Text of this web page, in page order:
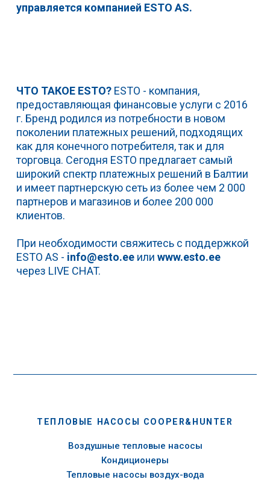
управляется компанией ESTO AS.
ЧТО ТАКОЕ ESTO? ESTO - компания,
предоставляющая финансовые услуги с 2016
г. Бренд родился из потребности в новом
поколении платежных решений, подходящих
как для конечного потребителя, так и для
торговца. Сегодня ESTO предлагает самый
широкий спектр платежных решений в Балтии
и имеет партнерскую сеть из более чем 2 000
партнеров и магазинов и более 200 000
клиентов.
При необходимости свяжитесь с поддержкой
ESTO AS - info@esto.ee или www.esto.ee
через LIVE CHAT.
ТЕПЛОВЫЕ НАСОСЫ COOPER&HUNTER
Воздушные тепловые насосы
Кондиционеры
Тепловые насосы воздух-вода